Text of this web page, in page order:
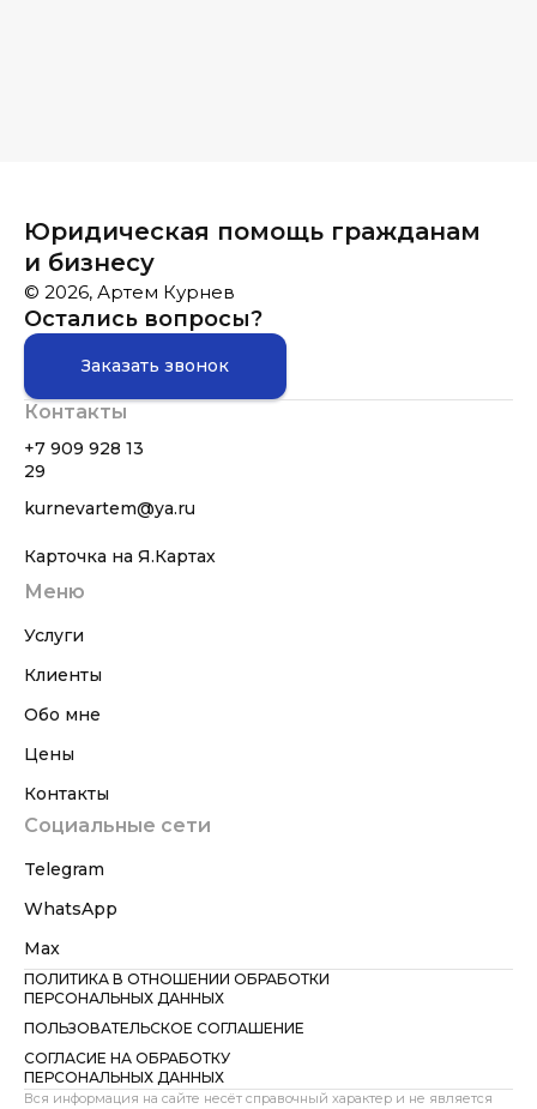
Юридическая помощь гражданам
и бизнесу
© 2026, Артем Курнев
Остались вопросы?
Заказать звонок
Контакты
+7 909 928 13
29
kurnevartem@ya.ru
Карточка на Я.Картах
Меню
Услуги
Клиенты
Обо мне
Цены
Контакты
Социальные сети
Telegram
WhatsApp
Max
ПОЛИТИКА В ОТНОШЕНИИ ОБРАБОТКИ
ПЕРСОНАЛЬНЫХ ДАННЫХ
ПОЛЬЗОВАТЕЛЬСКОЕ СОГЛАШЕНИЕ
СОГЛАСИЕ НА ОБРАБОТКУ
ПЕРСОНАЛЬНЫХ ДАННЫХ
Вся информация на сайте несёт справочный характер и не является